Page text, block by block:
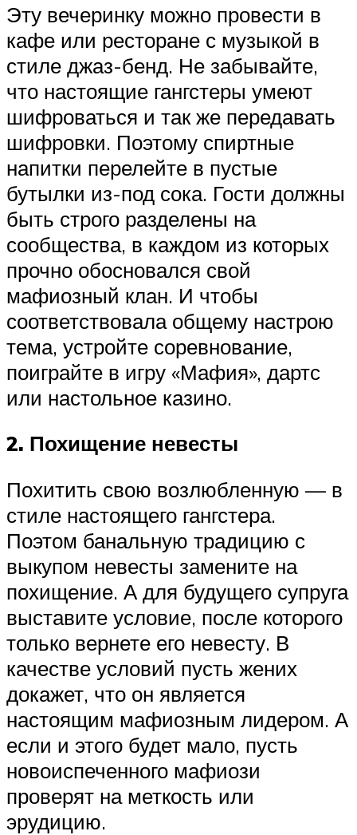
Эту вечеринку можно провести в
кафе или ресторане с музыкой в
стиле джаз-бенд. Не забывайте,
что настоящие гангстеры умеют
шифроваться и так же передавать
шифровки. Поэтому спиртные
напитки перелейте в пустые
бутылки из-под сока. Гости должны
быть строго разделены на
сообщества, в каждом из которых
прочно обосновался свой
мафиозный клан. И чтобы
соответствовала общему настрою
тема, устройте соревнование,
поиграйте в игру «Мафия», дартс
или настольное казино.
2. Похищение невесты
Похитить свою возлюбленную — в
стиле настоящего гангстера.
Поэтом банальную традицию с
выкупом невесты замените на
похищение. А для будущего супруга
выставите условие, после которого
только вернете его невесту. В
качестве условий пусть жених
докажет, что он является
настоящим мафиозным лидером. А
если и этого будет мало, пусть
новоиспеченного мафиози
проверят на меткость или
эрудицию.